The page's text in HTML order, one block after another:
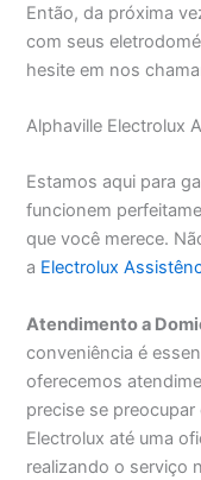
Então, da próxima
com seus
hesite em nos
Alphaville Electrolux
Estamos aqui para
funcionem
que você merece.
a Electrolux
Atendimento a
conveniência é
oferecemos
precise se
Electrolux até uma
realizando o serviço